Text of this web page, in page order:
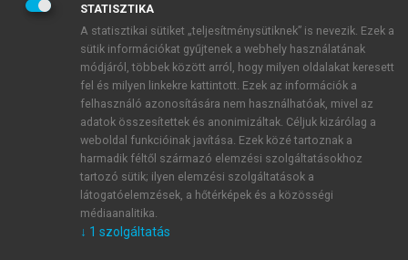
BELÉPÉS SAJÁT FIÓKKAL
ÚJ FIÓK LÉTREHOZÁSA
1 óra díjmentes hozzáférés
E-MAIL-CÍM
STATISZTIKA
A statisztikai sütiket „teljesítménysütiknek” is nevezik. Ezek a
sütik információkat gyűjtenek a webhely használatának
módjáról, többek között arról, hogy milyen oldalakat keresett
fel és milyen linkekre kattintott. Ezek az információk a
felhasználó azonosítására nem használhatóak, mivel az
adatok összesítettek és anonimizáltak. Céljuk kizárólag a
weboldal funkcióinak javítása. Ezek közé tartoznak a
harmadik féltől származó elemzési szolgáltatásokhoz
tartozó sütik; ilyen elemzési szolgáltatások a
látogatóelemzések, a hőtérképek és a közösségi
médiaanalitika.
↓ 1 szolgáltatás